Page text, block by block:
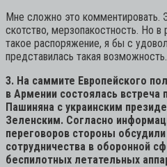
Мне сложно это комментировать.
скотство, мерзопакостность. Но
такое распоряжение, я бы с
представилась такая возможность.
3. На саммите Европейского
в Армении состоялась
Пашиняна с украинским
Зеленским. Согласно
переговоров стороны
сотрудничества в оборонной
беспилотных летательных